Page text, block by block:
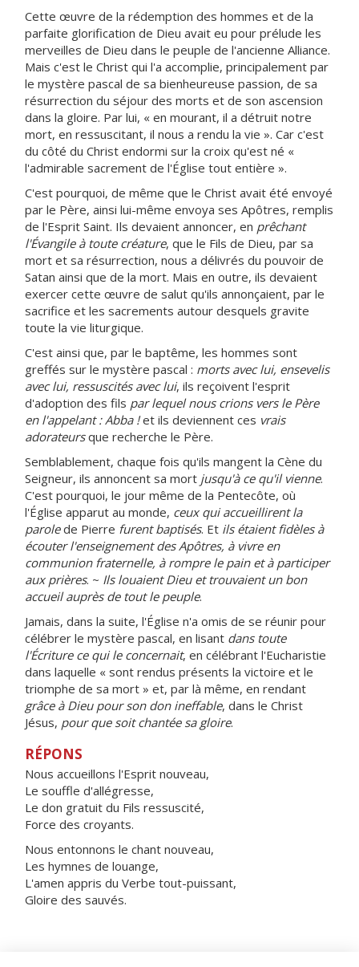
Cette œuvre de la rédemption des hommes et de la
parfaite glorification de Dieu avait eu pour prélude les
merveilles de Dieu dans le peuple de l'ancienne Alliance.
Mais c'est le Christ qui l'a accomplie, principalement par
le mystère pascal de sa bienheureuse passion, de sa
résurrection du séjour des morts et de son ascension
dans la gloire. Par lui, « en mourant, il a détruit notre
mort, en ressuscitant, il nous a rendu la vie ». Car c'est
du côté du Christ endormi sur la croix qu'est né «
l'admirable sacrement de l'Église tout entière ».
C'est pourquoi, de même que le Christ avait été envoyé
par le Père, ainsi lui-même envoya ses Apôtres, remplis
de l'Esprit Saint. Ils devaient annoncer, en prêchant
l'Évangile à toute créature, que le Fils de Dieu, par sa
mort et sa résurrection, nous a délivrés du pouvoir de
Satan ainsi que de la mort. Mais en outre, ils devaient
exercer cette œuvre de salut qu'ils annonçaient, par le
sacrifice et les sacrements autour desquels gravite
toute la vie liturgique.
C'est ainsi que, par le baptême, les hommes sont
greffés sur le mystère pascal : morts avec lui, ensevelis
avec lui, ressuscités avec lui, ils reçoivent l'esprit
d'adoption des fils par lequel nous crions vers le Père
en l'appelant : Abba !et ils deviennent ces vrais
adorateursque recherche le Père.
Semblablement, chaque fois qu'ils mangent la Cène du
Seigneur, ils annoncent sa mort jusqu'à ce qu'il vienne.
C'est pourquoi, le jour même de la Pentecôte, où
l'Église apparut au monde, ceux qui accueillirent la
parolede Pierre furent baptisés. Et ils étaient fidèles à
écouter l'enseignement des Apôtres, à vivre en
communion fraternelle, à rompre le pain et à participer
aux prières. ~ Ils louaient Dieu et trouvaient un bon
accueil auprès de tout le peuple.
Jamais, dans la suite, l'Église n'a omis de se réunir pour
célébrer le mystère pascal, en lisant dans toute
l'Écriture ce qui le concernait, en célébrant l'Eucharistie
dans laquelle « sont rendus présents la victoire et le
triomphe de sa mort » et, par là même, en rendant
grâce à Dieu pour son don ineffable, dans le Christ
Jésus, pour que soit chantée sa gloire.
RÉPONS
Nous accueillons l'Esprit nouveau,
Le souffle d'allégresse,
Le don gratuit du Fils ressuscité,
Force des croyants.
Nous entonnons le chant nouveau,
Les hymnes de louange,
L'amen appris du Verbe tout-puissant,
Gloire des sauvés.